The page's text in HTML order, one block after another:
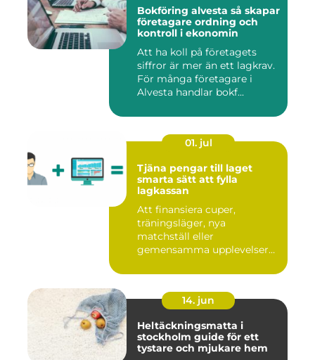
Bokföring alvesta så skapar
företagare ordning och
kontroll i ekonomin
Att ha koll på företagets
siffror är mer än ett lagkrav.
För många företagare i
Alvesta handlar bokf...
01. jul
Tjäna pengar till laget
smarta sätt att fylla
lagkassan
Att finansiera cuper,
träningsläger, nya
matchställ eller
gemensamma upplevelser
14. jun
Heltäckningsmatta i
stockholm guide för ett
tystare och mjukare hem